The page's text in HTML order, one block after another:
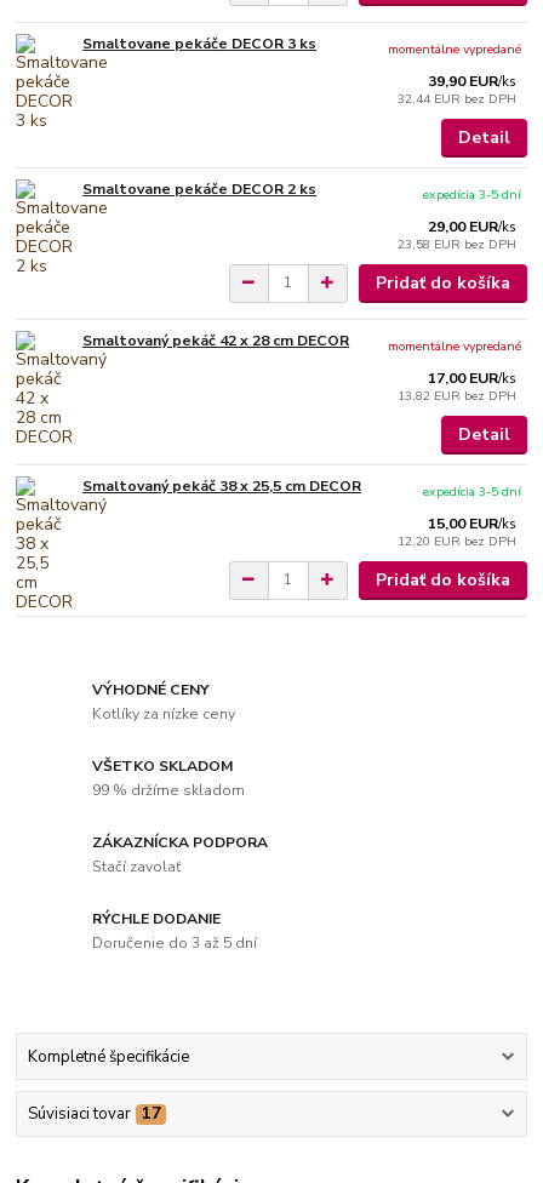
Smaltovane pekáče DECOR 3 ks
39,90 EUR/ks
32,44 EUR bez DPH
momentálne vypredané
Detail
Smaltovane pekáče DECOR 2 ks
29,00 EUR/ks
23,58 EUR bez DPH
expedícia 3-5 dní
Pridať do košíka
Smaltovaný pekáč 42 x 28 cm DECOR
17,00 EUR/ks
13,82 EUR bez DPH
momentálne vypredané
Detail
Smaltovaný pekáč 38 x 25,5 cm DECOR
15,00 EUR/ks
12,20 EUR bez DPH
expedícia 3-5 dní
Pridať do košíka
VÝHODNÉ CENY
Kotlíky za nízke ceny
VŠETKO SKLADOM
99 % držíme skladom
ZÁKAZNÍCKA PODPORA
Stačí zavolať
RÝCHLE DODANIE
Doručenie do 3 až 5 dní
Kompletné špecifikácie
Súvisiaci tovar 17